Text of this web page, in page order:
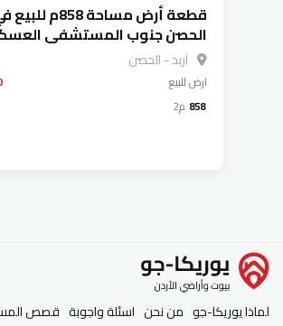
قطعة أرض مساحة
الحصن جنوب المستشفى
اربد - الحصن
ارضللبيع
858 م2
لماذا يوريكا-جو من نحن اسئلة واجوبة قصص